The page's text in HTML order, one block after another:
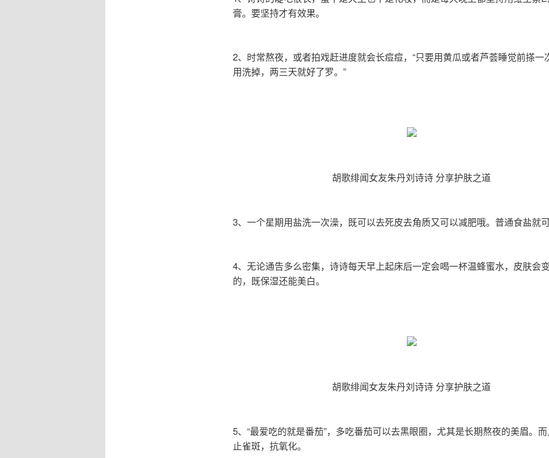
膏。要坚持才有效果。
2、时常熬夜，或者拍戏赶进度就会长痘痘，“只要用黄瓜或者芦荟睡觉前搽一
用洗掉，两三天就好了罗。”
胡歌绯闻女友朱丹刘诗诗 分享护肤之道
3、一个星期用盐洗一次澡，既可以去死皮去角质又可以减肥哦。普通食盐就
4、无论通告多么密集，诗诗每天早上起床后一定会喝一杯温蜂蜜水，皮肤会
的，既保湿还能美白。
胡歌绯闻女友朱丹刘诗诗 分享护肤之道
5、“最爱吃的就是番茄”，多吃番茄可以去黑眼圈，尤其是长期熬夜的美眉。
止雀斑，抗氧化。